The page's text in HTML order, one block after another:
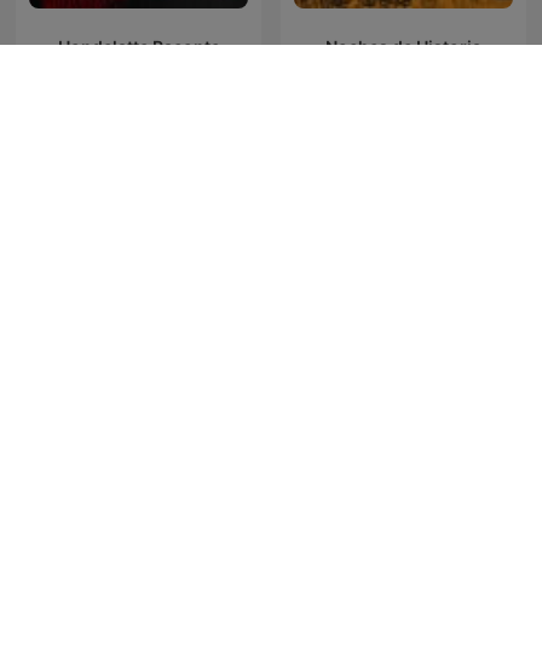
Hondelatte Raconte Noches de Historia